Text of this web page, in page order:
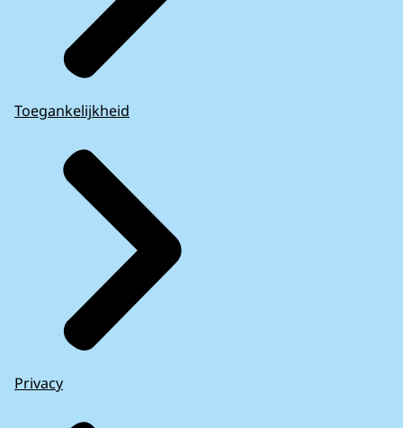
Toegankelijkheid
Privacy